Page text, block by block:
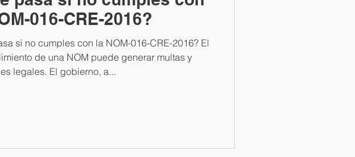
016-CRE-2016?
si no cumples con la NOM-016-CRE-2016? El
de una NOM puede generar multas y
legales. El gobierno, a...